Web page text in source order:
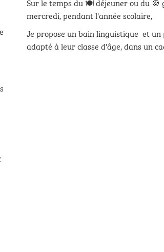
mercredi, pendant l'année scolaire,
Je propose un bain linguistique et
adapté à leur classe d'âge, dans un